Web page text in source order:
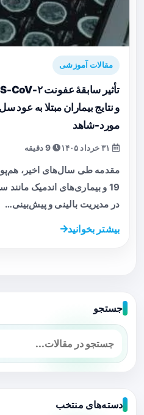
مقالات آموزشی
و نتایج بیماران مبتلا به
مورد-شاهد
9 دقیقه
19 و بیماری‌های اندمیک
در مدیریت بالینی و پیش‌بینی…
بیشتر بخوانید
جستجو
دسته‌های منتخب